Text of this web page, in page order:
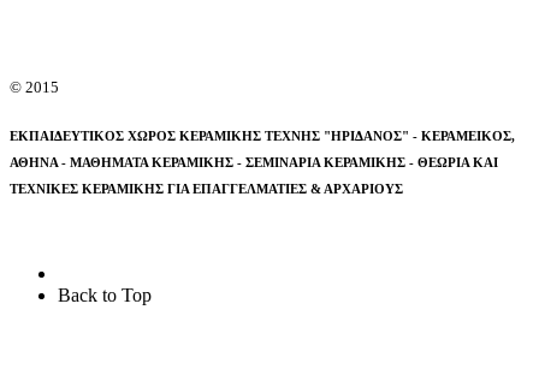
© 2015
ΕΚΠΑΙΔΕΥΤΙΚΟΣ ΧΩΡΟΣ ΚΕΡΑΜΙΚΗΣ ΤΕΧΝΗΣ "ΗΡΙΔΑΝΟΣ" - ΚΕΡΑΜΕΙΚΟΣ,
ΑΘΗΝΑ - ΜΑΘΗΜΑΤΑ ΚΕΡΑΜΙΚΗΣ - ΣΕΜΙΝΑΡΙΑ ΚΕΡΑΜΙΚΗΣ - ΘΕΩΡΙΑ ΚΑΙ
ΤΕΧΝΙΚΕΣ ΚΕΡΑΜΙΚΗΣ ΓΙΑ ΕΠΑΓΓΕΛΜΑΤΙΕΣ & ΑΡΧΑΡΙΟΥΣ
Back to Top